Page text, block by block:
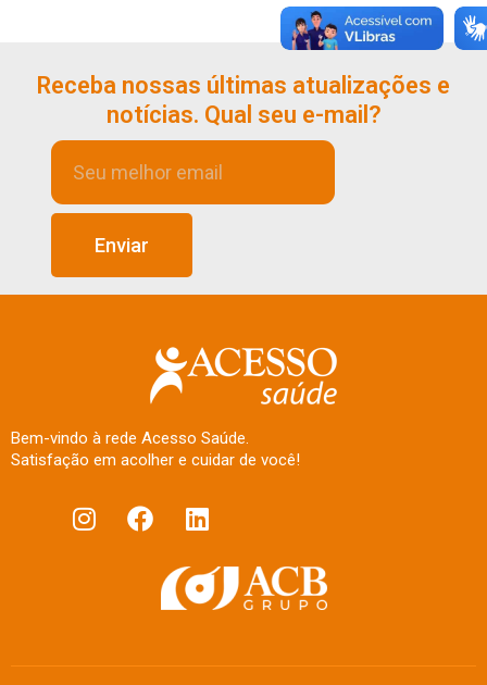
Receba nossas últimas atualizações e
notícias. Qual seu e-mail?
Enviar
Bem-vindo à rede Acesso Saúde.
Satisfação em acolher e cuidar de você!